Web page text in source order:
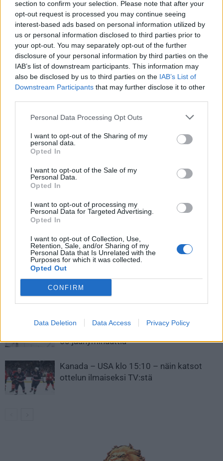
section to confirm your selection. Please note that after your
opt-out request is processed you may continue seeing
interest-based ads based on personal information utilized by
us or personal information disclosed to third parties prior to
your opt-out. You may separately opt-out of the further
disclosure of your personal information by third parties on the
IAB’s list of downstream participants. This information may
also be disclosed by us to third parties on the IAB’s List of
Downstream Participants that may further disclose it to other
Personal Data Processing Opt Outs
I want to opt-out of the Sharing of my
personal data.
Opted In
I want to opt-out of the Sale of my
Personal Data.
Opted In
I want to opt-out of processing my
Personal Data for Targeted Advertising.
Opted In
I want to opt-out of Collection, Use,
Retention, Sale, and/or Sharing of my
Personal Data that Is Unrelated with the
Purposes for which it was collected.
Opted Out
CONFIRM
Data Deletion Data Access Privacy Policy
Jos video ei näy laitteellasi voit katsoa sen suoraan
Youtubesta .
Edellinen artikkeli
Joel Kiviranta elementissään –
alivoimalla
Seuraava artikkeli
tässä otteluohjelma
LIITTYVÄT ARTIKKELIT LISÄÄ TEKIJÄLTÄ
Leijonat julkisti ketjut Sveitsi-peliin –
Aleksander Barkov tekee paluun
kaukaloon
Venäläisveskari sekosi Suomen 2.
divisioonassa – sai samasta tilanteesta
50 jäähyminuuttia
Kanada – USA klo 15:10 – näin katsot
ottelun ilmaiseksi TV:stä